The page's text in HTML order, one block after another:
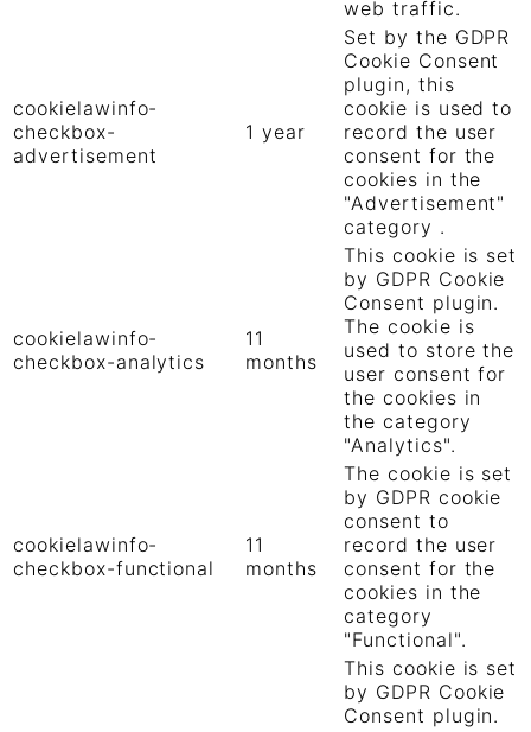
web traffic.
cookielawinfo-
checkbox-
advertisement
1 year
Set by the GDPR
Cookie Consent
plugin, this
cookie is used to
record the user
consent for the
cookies in the
"Advertisement"
category .
cookielawinfo-
checkbox-analytics
11
months
This cookie is set
by GDPR Cookie
Consent plugin.
The cookie is
used to store the
user consent for
the cookies in
the category
"Analytics".
cookielawinfo-
checkbox-functional
11
months
The cookie is set
by GDPR cookie
consent to
record the user
consent for the
cookies in the
category
"Functional".
This cookie is set
by GDPR Cookie
Consent plugin.